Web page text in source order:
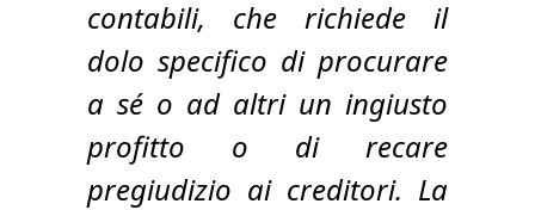
contabili, che richiede il
dolo specifico di procurare
a sé o ad altri un ingiusto
profitto o di recare
pregiudizio ai creditori. La